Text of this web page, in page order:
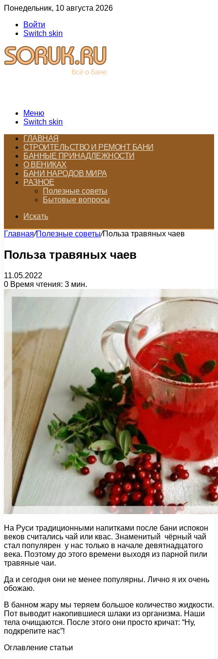
Понедельник, 10 августа 2026
Войти
Switch skin
Меню
Switch skin
ГЛАВНАЯ
СТРОИТЕЛЬСТВО И РЕМОНТ БАНИ
БАННЫЕ ПРИНАДЛЕЖНОСТИ
О ВЕНИКАХ
БАНИ НАРОДОВ МИРА
РАЗНОЕ
Полезные советы
Бытовые вопросы
Искать
Главная/Полезные советы/Польза травяных чаев
Польза травяных чаев
11.05.2022
0 Время чтения: 3 мин.
На Руси традиционными напитками после бани испокон
веков считались чай или квас. Знаменитый чёрный чай
стал популярен у нас только в начале девятнадцатого
века. Поэтому до этого времени выходя из парной пили
травяные чаи.
Да и сегодня они не менее популярны. Лично я их очень
обожаю.
В банном жару мы теряем большое количество жидкости.
Пот выводит накопившиеся шлаки из организма. Наши
тела очищаются. После этого они просто кричат: “Ну,
подкрепите нас”!
Оглавление статьи